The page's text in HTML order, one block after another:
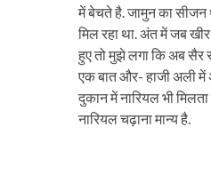
में बेचते है. जामुन का सीजन
मिल रहा था. अंत में जब
हुए तो मुझे लगा कि अब सैर
एक बात और- हाजी अली में
दुकान में नारियल भी
नारियल चढ़ाना मान्य है.